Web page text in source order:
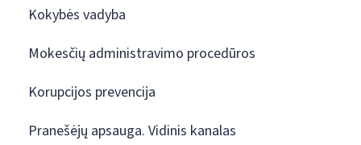
Kokybės vadyba
Mokesčių administravimo procedūros
Korupcijos prevencija
Pranešėjų apsauga. Vidinis kanalas